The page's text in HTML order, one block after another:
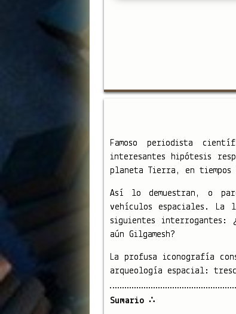
Famoso periodista
interesantes hipótesis
planeta Tierra, en tiempos
Así lo demuestran, o
vehículos espaciales. La
siguientes interrogantes:
aún Gilgamesh?
La profusa iconografía
arqueología espacial:
Sumario ∴